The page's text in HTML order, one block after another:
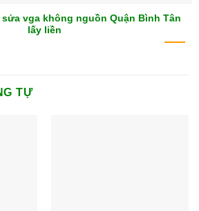
vga không nguồn Quận Bình Tân
lấy liền
TỰ